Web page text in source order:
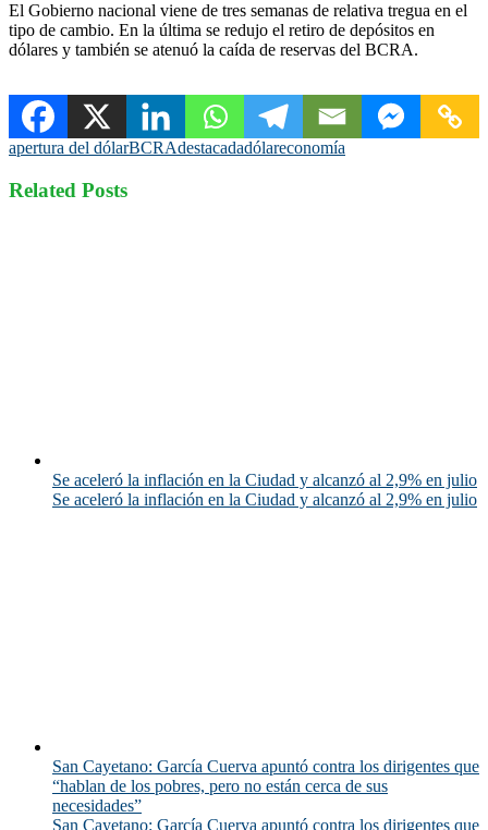
El Gobierno nacional viene de tres semanas de relativa tregua en el
tipo de cambio. En la última se redujo el retiro de depósitos en
dólares y también se atenuó la caída de reservas del BCRA.
apertura del dólarBCRAdestacadadólareconomía
Related Posts
Se aceleró la inflación en la Ciudad y alcanzó al 2,9% en julio
Se aceleró la inflación en la Ciudad y alcanzó al 2,9% en julio
San Cayetano: García Cuerva apuntó contra los dirigentes que
“hablan de los pobres, pero no están cerca de sus
necesidades”
San Cayetano: García Cuerva apuntó contra los dirigentes que